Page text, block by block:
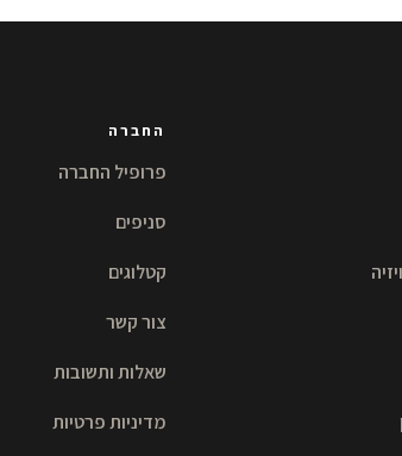
החברה
פרופיל החברה
סניפים
קטלוגים
צור קשר
שאלות ותשובות
מדיניות פרטיות